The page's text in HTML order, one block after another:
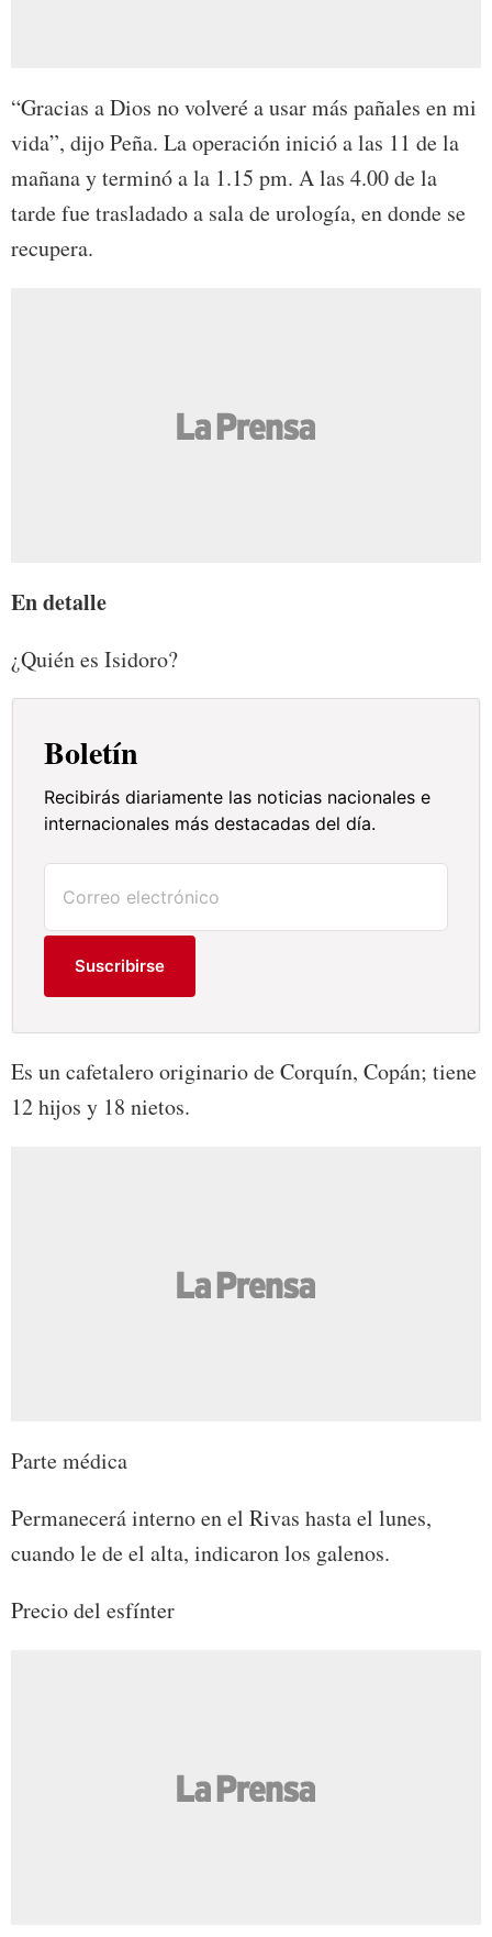
“Gracias a Dios no volveré a usar más pañales en mi
vida”, dijo Peña. La operación inició a las 11 de la
mañana y terminó a la 1.15 pm. A las 4.00 de la
tarde fue trasladado a sala de urología, en donde se
recupera.
En detalle
¿Quién es Isidoro?
Boletín
Recibirás diariamente las noticias nacionales e
internacionales más destacadas del día.
Suscribirse
Es un cafetalero originario de Corquín, Copán; tiene
12 hijos y 18 nietos.
Parte médica
Permanecerá interno en el Rivas hasta el lunes,
cuando le de el alta, indicaron los galenos.
Precio del esfínter